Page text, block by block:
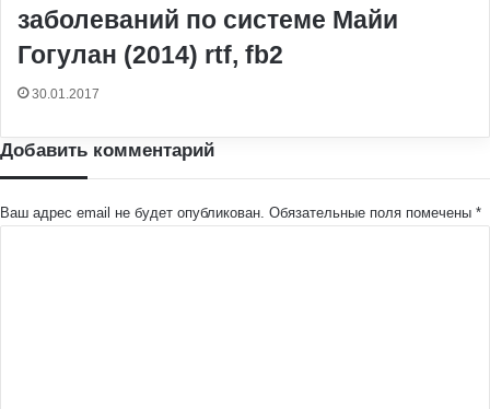
заболеваний по системе Майи
Гогулан (2014) rtf, fb2
30.01.2017
Добавить комментарий
Ваш адрес email не будет опубликован. Обязательные поля помечены *